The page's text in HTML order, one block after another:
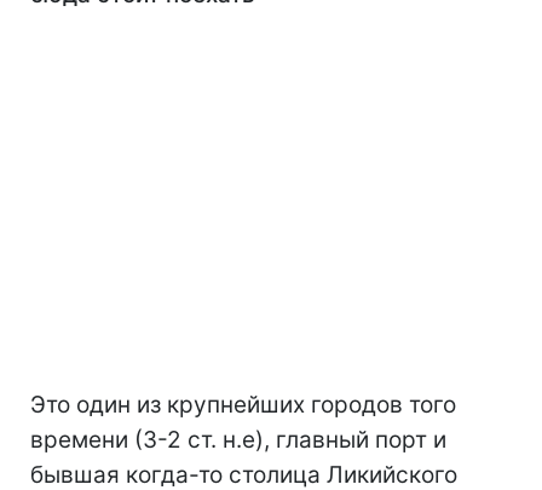
Это один из крупнейших городов того
времени (3-2 ст. н.е), главный порт и
бывшая когда-то столица Ликийского